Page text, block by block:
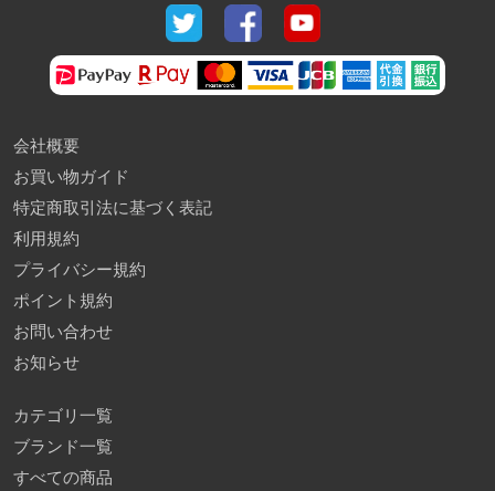
会社概要
お買い物ガイド
特定商取引法に基づく表記
利用規約
プライバシー規約
ポイント規約
お問い合わせ
お知らせ
カテゴリ一覧
ブランド一覧
すべての商品